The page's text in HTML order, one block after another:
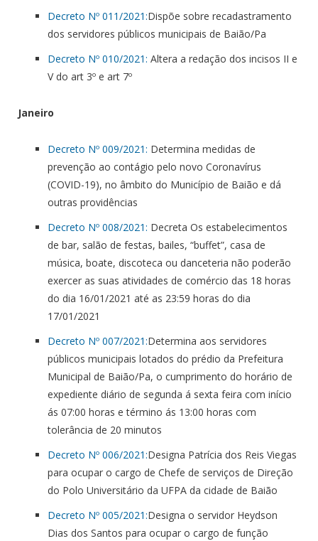
Decreto Nº 011/2021:Dispõe sobre recadastramento
dos servidores públicos municipais de Baião/Pa
Decreto Nº 010/2021: Altera a redação dos incisos II e
V do art 3º e art 7º
Janeiro
Decreto Nº 009/2021: Determina medidas de
prevenção ao contágio pelo novo Coronavírus
(COVID-19), no âmbito do Município de Baião e dá
outras providências
Decreto Nº 008/2021: Decreta Os estabelecimentos
de bar, salão de festas, bailes, “buffet”, casa de
música, boate, discoteca ou danceteria não poderão
exercer as suas atividades de comércio das 18 horas
do dia 16/01/2021 até as 23:59 horas do dia
17/01/2021
Decreto Nº 007/2021:Determina aos servidores
públicos municipais lotados do prédio da Prefeitura
Municipal de Baião/Pa, o cumprimento do horário de
expediente diário de segunda á sexta feira com início
ás 07:00 horas e término ás 13:00 horas com
tolerância de 20 minutos
Decreto Nº 006/2021:Designa Patrícia dos Reis Viegas
para ocupar o cargo de Chefe de serviços de Direção
do Polo Universitário da UFPA da cidade de Baião
Decreto Nº 005/2021:Designa o servidor Heydson
Dias dos Santos para ocupar o cargo de função